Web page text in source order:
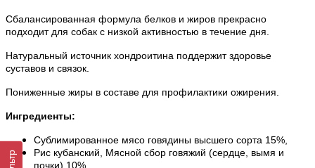
Сбалансированная формула белков и жиров прекрасно
подходит для собак с низкой активностью в течение дня.
Натуральный источник хондроитина поддержит здоровье
суставов и связок.
Пониженные жиры в составе для профилактики ожирения.
Ингредиенты:
Сублимированное мясо говядины высшего сорта 15%,
Рис кубанский, Мясной сбор говяжий (сердце, вымя и
почки) 10%,